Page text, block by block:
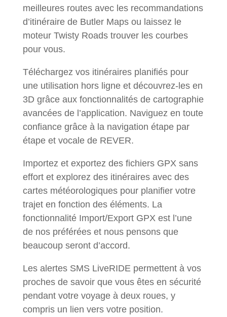
meilleures routes avec les recommandations
d’itinéraire de Butler Maps ou laissez le
moteur Twisty Roads trouver les courbes
pour vous.
Téléchargez vos itinéraires planifiés pour
une utilisation hors ligne et découvrez-les en
3D grâce aux fonctionnalités de cartographie
avancées de l’application. Naviguez en toute
confiance grâce à la navigation étape par
étape et vocale de REVER.
Importez et exportez des fichiers GPX sans
effort et explorez des itinéraires avec des
cartes météorologiques pour planifier votre
trajet en fonction des éléments. La
fonctionnalité Import/Export GPX est l’une
de nos préférées et nous pensons que
beaucoup seront d’accord.
Les alertes SMS LiveRIDE permettent à vos
proches de savoir que vous êtes en sécurité
pendant votre voyage à deux roues, y
compris un lien vers votre position.